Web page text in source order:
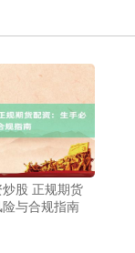
股 正规期货
与合规指南